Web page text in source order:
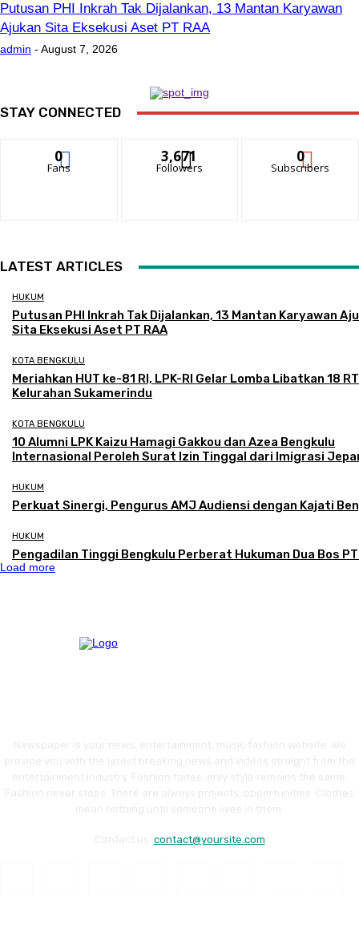
Putusan PHI Inkrah Tak Dijalankan, 13 Mantan Karyawan
Ajukan Sita Eksekusi Aset PT RAA
admin - August 7, 2026
STAY CONNECTED
0
Fans
3,671
Followers
0
Subscribers
LATEST ARTICLES
HUKUM
Putusan PHI Inkrah Tak Dijalankan, 13 Mantan Karyawan
Sita Eksekusi Aset PT RAA
KOTA BENGKULU
Meriahkan HUT ke-81 RI, LPK-RI Gelar Lomba Libatkan 18
Kelurahan Sukamerindu
KOTA BENGKULU
‎10 Alumni LPK Kaizu Hamagi Gakkou dan Azea Bengkulu
Internasional Peroleh Surat Izin Tinggal dari Imigrasi
HUKUM
Perkuat Sinergi, Pengurus AMJ Audiensi dengan Kajati
HUKUM
Pengadilan Tinggi Bengkulu Perberat Hukuman Dua Bos PT
Load more
contact@yoursite.com